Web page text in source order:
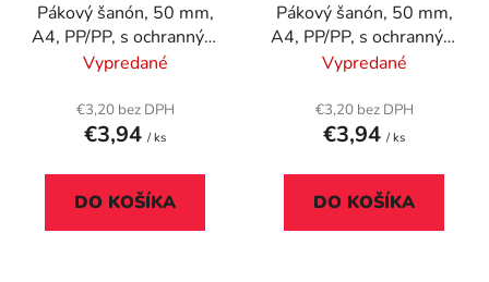
Pákový šanón, 50 mm,
A4, PP/PP, s ochranným
spodným kovaním,
čierny
Vypredané
€3,20 bez DPH
€3,94 / ks
DO KOŠÍKA
Pákový šanón, 50 mm,
A4, PP/PP, s ochranným
spodným kovaním,
tmavomodrý
Vypredané
€3,20 bez DPH
€3,94 / ks
DO KOŠÍKA